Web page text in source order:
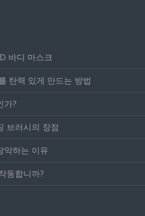
바디 마스크
탄력 있게 만드는 방법
가?
브러시의 장점
악하는 이유
동합니까?